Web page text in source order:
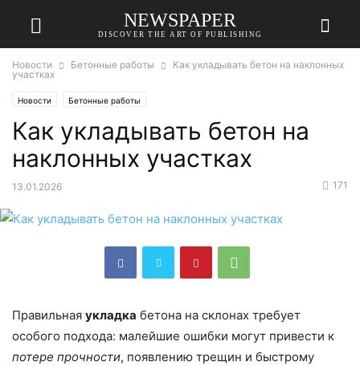
NEWSPAPER
DISCOVER THE ART OF PUBLISHING
Новости Бетонные работы
Как укладывать бетон на наклонных
участках
Новости Бетонные работы
Как укладывать бетон на
наклонных участках
13.01.2026 171
Правильная укладка бетона на склонах требует
особого подхода: малейшие ошибки могут привести к
потере прочности, появлению трещин и быстрому